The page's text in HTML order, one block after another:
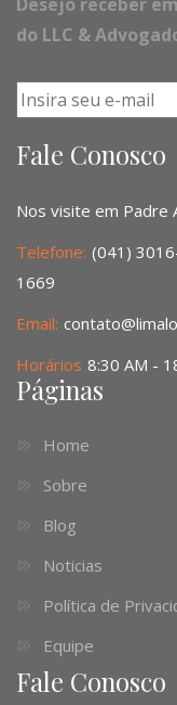
do LLC &
Fale Conosco
Nos visite em Padre
Telefone: (041)
1669
Email:
Horários 8:30 AM -
Páginas
Home
Sobre
Blog
Noticias
Política de
Equipe
Fale Conosco